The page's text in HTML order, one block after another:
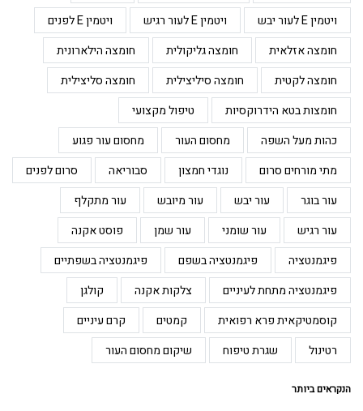
ויטמין E לעור יבש
ויטמין E לעור רגיש
ויטמין E לפנים
חומצה אזלאית
חומצה גליקולית
חומצה הילארונית
חומצה לקטית
חומצה סיליצילית
חומצה סליצילית
חומצות בטא הידרוקסיות
טיפול מקצועי
כהות מעל השפה
מחסום העור
מחסום עור פגוע
מתי מורחים סרום
נוגדי חמצון סבוריאה
סרום לפנים
עור בוגר
עור יבש עור מיובש
עור מתקלף
עור רגיש
עור שומני עור שמן
פוסט אקנה
פיגמנטציה
פיגמנטציה בשפם
פיגמנטציה בשפתיים
פיגמנטציה מתחת לעיניים
צלקות אקנה
קולגן
קוסמטיקאית פרא רפואית
קמטים
קרם עיניים
רטינול
שגרת טיפוח שיקום מחסום העור
הנקראים ביותר